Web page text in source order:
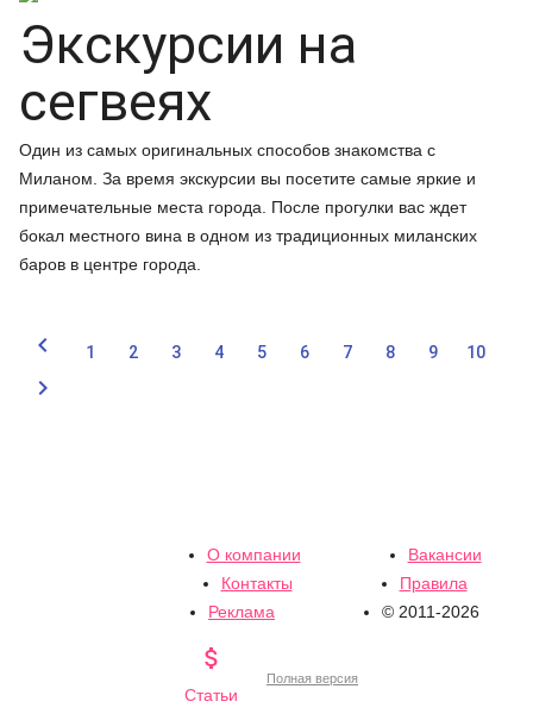
Экскурсии на
сегвеях
Один из самых оригинальных способов знакомства с
Миланом. За время экскурсии вы посетите самые яркие и
примечательные места города. После прогулки вас ждет
бокал местного вина в одном из традиционных миланских
баров в центре города.
 1 2 3 4 5 6 7 8 9 10

О компании
Вакансии
Контакты
Правила
Реклама
© 2011-2026

Статьи
Полная версия